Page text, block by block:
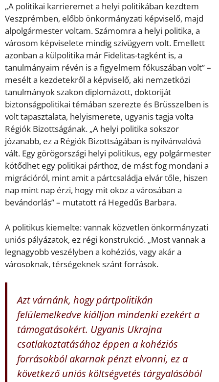
„A politikai karrieremet a helyi politikában kezdtem
Veszprémben, előbb önkormányzati képviselő, majd
alpolgármester voltam. Számomra a helyi politika, a
városom képviselete mindig szívügyem volt. Emellett
azonban a külpolitika már Fidelitas-tagként is, a
tanulmányaim révén is a figyelmem fókuszában volt” –
mesélt a kezdetekről a képviselő, aki nemzetközi
tanulmányok szakon diplomázott, doktoriját
biztonságpolitikai témában szerezte és Brüsszelben is
volt tapasztalata, helyismerete, ugyanis tagja volta
Régiók Bizottságának. „A helyi politika sokszor
józanabb, ez a Régiók Bizottságában is nyilvánvalóvá
vált. Egy görögországi helyi politikus, egy polgármester
kötődhet egy politikai párthoz, de mást fog mondani a
migrációról, mint amit a pártcsaládja elvár tőle, hiszen
nap mint nap érzi, hogy mit okoz a városában a
bevándorlás” – mutatott rá Hegedűs Barbara.
A politikus kiemelte: vannak közvetlen önkormányzati
uniós pályázatok, ez régi konstrukció. „Most vannak a
legnagyobb veszélyben a kohéziós, vagy akár a
városoknak, térségeknek szánt források.
Azt várnánk, hogy pártpolitikán
felülemelkedve kiálljon mindenki ezekért a
támogatásokért. Ugyanis Ukrajna
csatlakoztatásához éppen a kohéziós
forrásokból akarnak pénzt elvonni, ez a
következő uniós költségvetés tárgyalásából